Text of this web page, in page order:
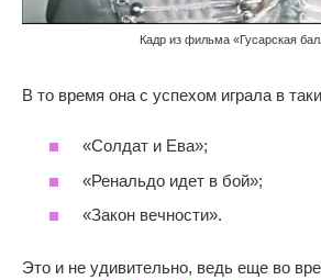
Кадр из фильма «Гусарская
В то время она с успехом играла в
«Солдат и Ева»;
«Ренальдо идет в бой»;
«Закон вечности».
Это и не удивительно, ведь еще во